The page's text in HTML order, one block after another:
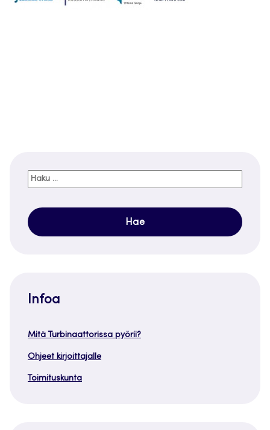
Haku:
Infoa
Mitä Turbinaattorissa pyörii?
Ohjeet kirjoittajalle
Toimituskunta